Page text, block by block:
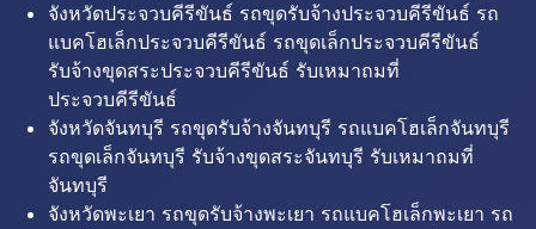
จังหวัดประจวบคีรีขันธ์ รถขุดรับจ้างประจวบคีรีขันธ์ รถ
แบคโฮเล็กประจวบคีรีขันธ์ รถขุดเล็กประจวบคีรีขันธ์
รับจ้างขุดสระประจวบคีรีขันธ์ รับเหมาถมที่
ประจวบคีรีขันธ์
จังหวัดจันทบุรี รถขุดรับจ้างจันทบุรี รถแบคโฮเล็กจันทบุรี
รถขุดเล็กจันทบุรี รับจ้างขุดสระจันทบุรี รับเหมาถมที่
จันทบุรี
จังหวัดพะเยา รถขุดรับจ้างพะเยา รถแบคโฮเล็กพะเยา รถ